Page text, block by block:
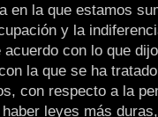
en la que estamos
y la
con lo que
la que se ha
con respecto a la
leyes más